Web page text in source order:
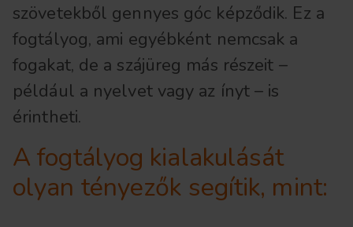
szövetekből gennyes góc képződik. Ez a
fogtályog, ami egyébként nemcsak a
fogakat, de a szájüreg más részeit –
például a nyelvet vagy az ínyt – is
érintheti.
A fogtályog kialakulását
olyan tényezők segítik, mint: